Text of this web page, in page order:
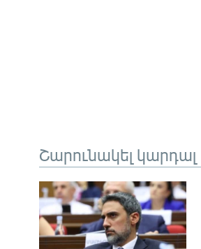
Շարունակել կարդալ